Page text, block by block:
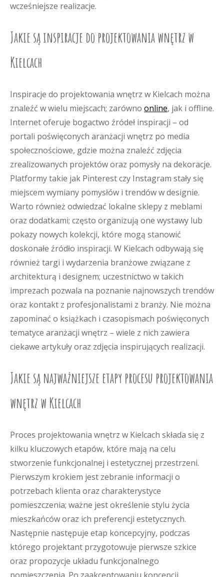
wcześniejsze realizacje.
Jakie są inspiracje do projektowania wnętrz w
Kielcach
Inspiracje do projektowania wnętrz w Kielcach można
znaleźć w wielu miejscach; zarówno online, jak i offline.
Internet oferuje bogactwo źródeł inspiracji – od
portali poświęconych aranżacji wnętrz po media
społecznościowe, gdzie można znaleźć zdjęcia
zrealizowanych projektów oraz pomysły na dekoracje.
Platformy takie jak Pinterest czy Instagram stały się
miejscem wymiany pomysłów i trendów w designie.
Warto również odwiedzać lokalne sklepy z meblami
oraz dodatkami; często organizują one wystawy lub
pokazy nowych kolekcji, które mogą stanowić
doskonałe źródło inspiracji. W Kielcach odbywają się
również targi i wydarzenia branżowe związane z
architekturą i designem; uczestnictwo w takich
imprezach pozwala na poznanie najnowszych trendów
oraz kontakt z profesjonalistami z branży. Nie można
zapominać o książkach i czasopismach poświęconych
tematyce aranżacji wnętrz – wiele z nich zawiera
ciekawe artykuły oraz zdjęcia inspirujących realizacji.
Jakie są najważniejsze etapy procesu projektowania
wnętrz w Kielcach
Proces projektowania wnętrz w Kielcach składa się z
kilku kluczowych etapów, które mają na celu
stworzenie funkcjonalnej i estetycznej przestrzeni.
Pierwszym krokiem jest zebranie informacji o
potrzebach klienta oraz charakterystyce
pomieszczenia; ważne jest określenie stylu życia
mieszkańców oraz ich preferencji estetycznych.
Następnie następuje etap koncepcyjny, podczas
którego projektant przygotowuje pierwsze szkice
oraz propozycje układu funkcjonalnego